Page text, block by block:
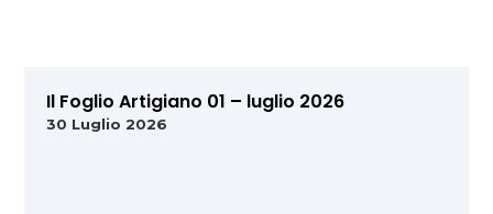
Il Foglio Artigiano 01 – luglio 2026
30 Luglio 2026